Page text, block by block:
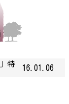
特
16.01.06